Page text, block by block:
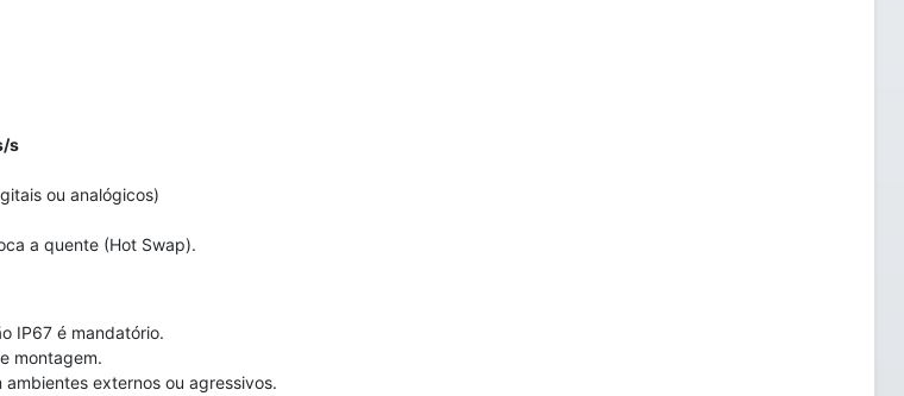
s
ou analógicos)
a quente (Hot Swap).
IP67 é mandatório.
montagem.
externos ou agressivos.